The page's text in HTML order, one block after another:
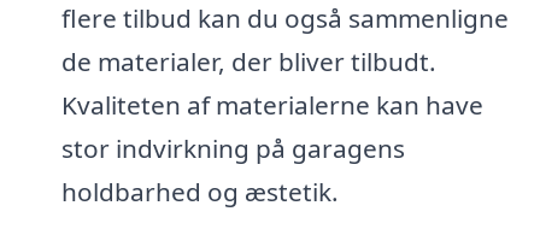
flere tilbud kan du også sammenligne
de materialer, der bliver tilbudt.
Kvaliteten af materialerne kan have
stor indvirkning på garagens
holdbarhed og æstetik.